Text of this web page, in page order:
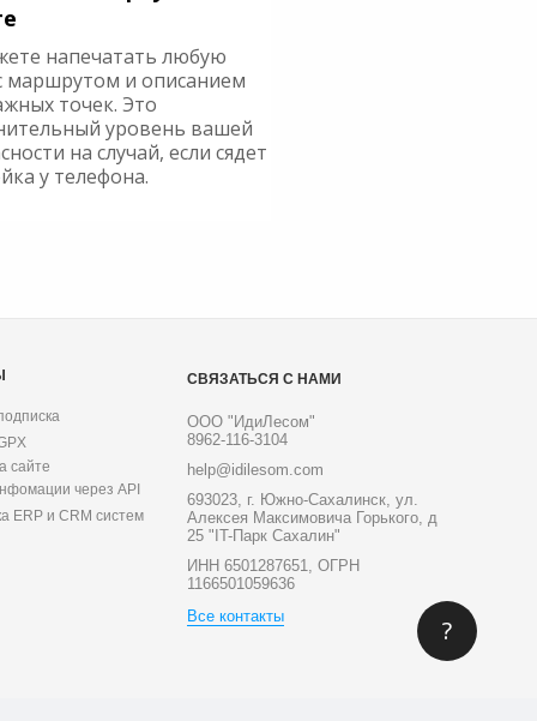
напечатать любую
маршрутом и описанием
точек. Это
уровень вашей
на случай, если сядет
у телефона.
сайте
через API
ERP и CRM систем
СВЯЗАТЬСЯ С НАМИ
ООО "ИдиЛесом"
8962-116-3104
help@idilesom.com
693023, г. Южно-Сахалинск, ул.
Алексея Максимовича Горького, д
25 "IT-Парк Сахалин"
ИНН 6501287651, ОГРН
1166501059636
Все контакты
?